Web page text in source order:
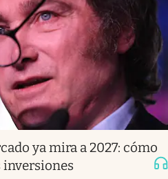
ya mira a 2027: cómo